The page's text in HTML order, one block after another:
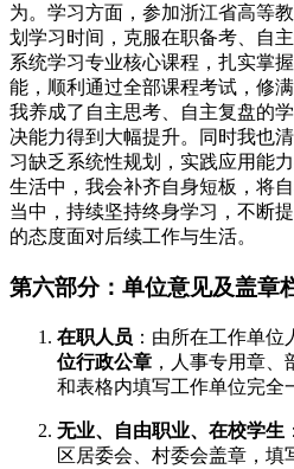
为。学习方面，参加浙江省高等
划学习时间，克服在职备考、自
系统学习专业核心课程，扎实掌
能，顺利通过全部课程考试，修
我养成了自主思考、自主复盘的
决能力得到大幅提升。同时我也
习缺乏系统性规划，实践应用能
生活中，我会补齐自身短板，将
当中，持续坚持终身学习，不断
的态度面对后续工作与生活。
第六部分：单位意见及盖章
在职人员 ：由所在工作单
位行政公章 ，人事专用章
和表格内填写工作单位完全
无业、自由职业、在校学生
区居委会、村委会盖章，填